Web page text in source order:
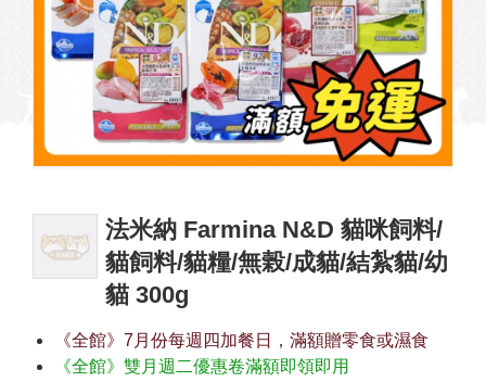
法米納 Farmina N&D 貓咪飼料/
貓飼料/貓糧/無榖/成貓/結紮貓/幼
貓 300g
《全館》7月份每週四加餐日，滿額贈零食或濕食
《全館》雙月週二優惠卷滿額即領即用